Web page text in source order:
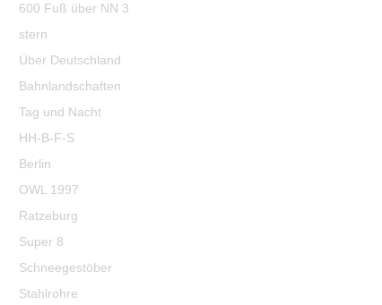
600 Fuß über NN 3
stern
Über Deutschland
Bahnlandschaften
Tag und Nacht
HH-B-F-S
Berlin
OWL 1997
Ratzeburg
Super 8
Schneegestöber
Stahlrohre